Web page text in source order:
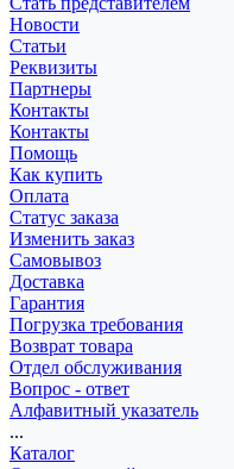
Новости
Статьи
Реквизиты
Партнеры
Контакты
Контакты
Помощь
Как купить
Оплата
Статус заказа
Изменить заказ
Самовывоз
Доставка
Гарантия
Погрузка требования
Возврат товара
Отдел обслуживания
Вопрос - ответ
Алфавитный указатель
...
Каталог